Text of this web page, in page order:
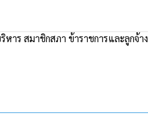
าร สมาชิกสภา ข้าราชการและลูกจ้าง